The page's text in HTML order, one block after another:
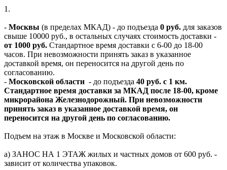
1.
- Москвы (в пределах МКАД) - до подъезда 0 руб. для заказов
свыше 10000 руб., в остальных случаях стоимость доставки -
от 1000 руб. Стандартное время доставки с 6-00 до 18-00
часов. При невозможности принять заказ в указанное
доставкой время, он переносится на другой день по
согласованию.
- Московской области - до подъезда 40 руб. с 1 км.
Стандартное время доставки за МКАД после 18-00, кроме
микрорайона Железнодорожный. При невозможности
принять заказ в указанное доставкой время, он
переносится на другой день по согласованию.
Подъем на этаж в Москве и Московской области:
а) ЗАНОС НА 1 ЭТАЖ жилых и частных домов от 600 руб. -
зависит от количества упаковок.